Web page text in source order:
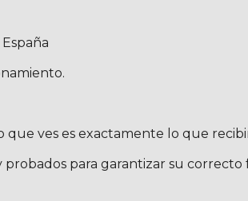
que ves es exactamente lo que
probados para garantizar su